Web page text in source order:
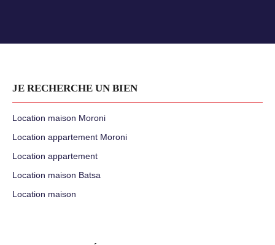
JE RECHERCHE UN BIEN
Location maison Moroni
Location appartement Moroni
Location appartement
Location maison Batsa
Location maison